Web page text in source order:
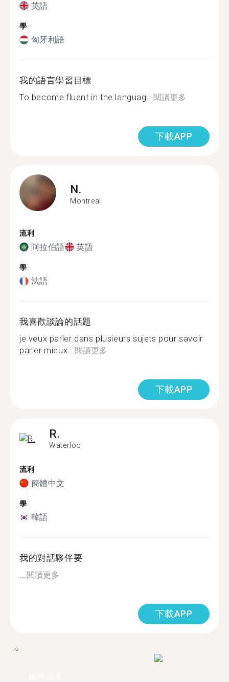
英語
學
匈牙利語
我的語言學習目標
To become fluent in the languag...閱讀更多
下載APP
N.
Montreal
流利
阿拉伯語 英語
學
法語
我喜歡談論的話題
je veux parler dans plusieurs sujets pour savoir
parler mieux...閱讀更多
下載APP
R.
Waterloo
流利
簡體中文
學
韓語
我的對話夥伴要
...閱讀更多
下載APP